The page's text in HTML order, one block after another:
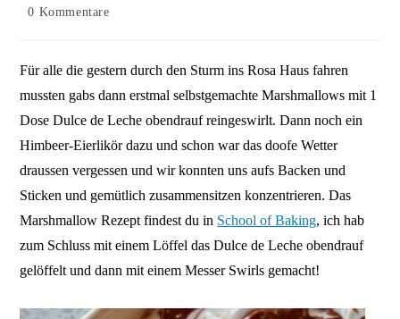
Beitrags-
0 Kommentare
Für alle die gestern durch den Sturm ins Rosa Haus fahren
mussten gabs dann erstmal selbstgemachte Marshmallows mit 1
Dose Dulce de Leche obendrauf reingeswirlt. Dann noch ein
Himbeer-Eierlikör dazu und schon war das doofe Wetter
draussen vergessen und wir konnten uns aufs Backen und
Sticken und gemütlich zusammensitzen konzentrieren. Das
Marshmallow Rezept findest du in School of Baking, ich hab
zum Schluss mit einem Löffel das Dulce de Leche obendrauf
gelöffelt und dann mit einem Messer Swirls gemacht!